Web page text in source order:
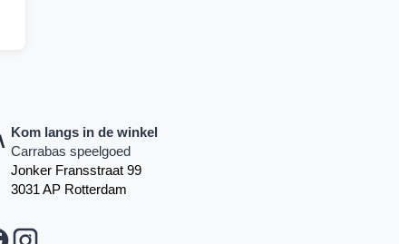
Kom langs in de winkel
Carrabas speelgoed
Jonker Fransstraat 99
3031 AP Rotterdam